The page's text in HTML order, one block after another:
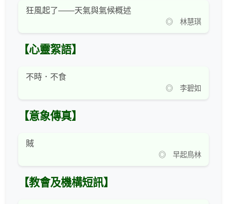
狂風起了——天氣與氣候概述
◎ 林慧琪
【心靈絮語】
不時．不食
◎ 李碧如
【意象傳真】
賊
◎ 早起鳥林
【教會及機構短訊】